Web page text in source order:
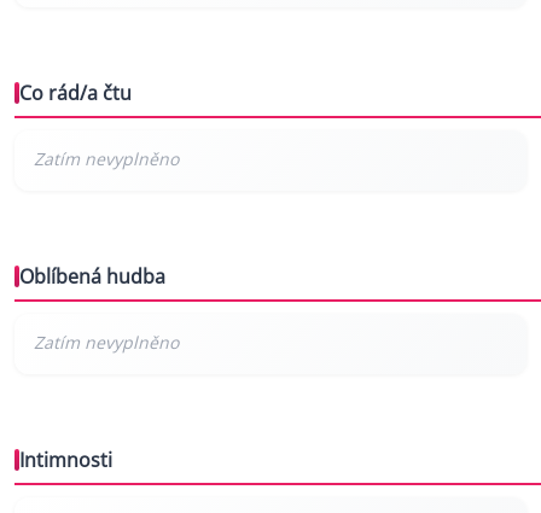
Co rád/a čtu
Oblíbená hudba
Intimnosti